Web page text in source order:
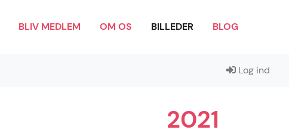
BLIV MEDLEM OM OS BILLEDER BLOG
Log ind
2021